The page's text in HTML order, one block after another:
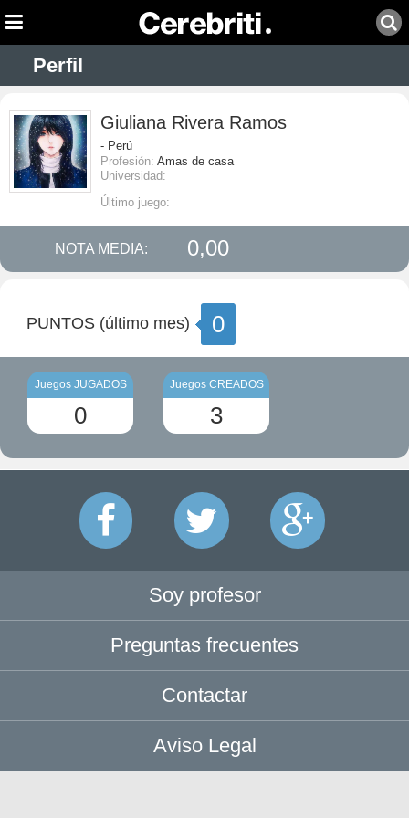
Perfil
Giuliana Rivera Ramos
- Perú
Profesión: Amas de casa
Universidad:
Último juego:
NOTA MEDIA: 0,00
PUNTOS (último mes) 0
Juegos JUGADOS
0
Juegos CREADOS
3
Soy profesor
Preguntas frecuentes
Contactar
Aviso Legal